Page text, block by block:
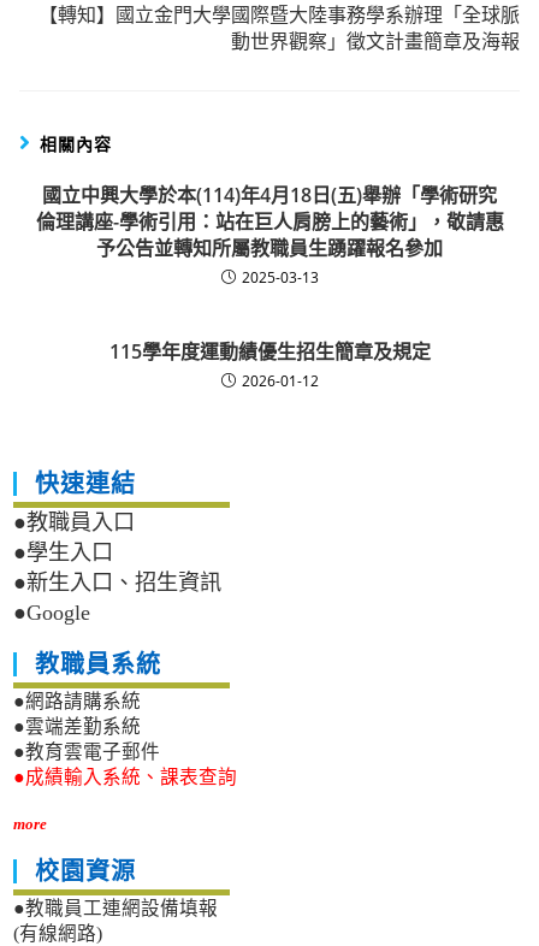
【轉知】國立金門大學國際暨大陸事務學系辦理「全球脈
動世界觀察」徵文計畫簡章及海報
相關內容
國立中興大學於本(114)年4月18日(五)舉辦「學術研究
倫理講座-學術引用：站在巨人肩膀上的藝術」，敬請惠
予公告並轉知所屬教職員生踴躍報名參加
2025-03-13
115學年度運動績優生招生簡章及規定
2026-01-12
快速連結
●教職員入口
●學生入口
●新生入口、招生資訊
●Google
教職員系統
●網路請購系統
●雲端差勤系統
●教育雲電子郵件
●成績輸入系統、課表查詢
more
校園資源
●教職員工連網設備填報
(有線網路)